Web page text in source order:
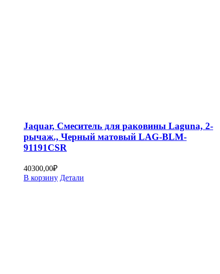
Jaquar, Смеситель для раковины Laguna, 2-
рычаж., Черный матовый LAG-BLM-
91191CSR
40300,00₽
В корзину Детали